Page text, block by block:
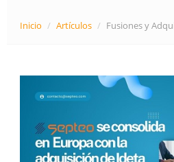
Alta en directorio / Log in
Inicio / Artículos / Fusiones y